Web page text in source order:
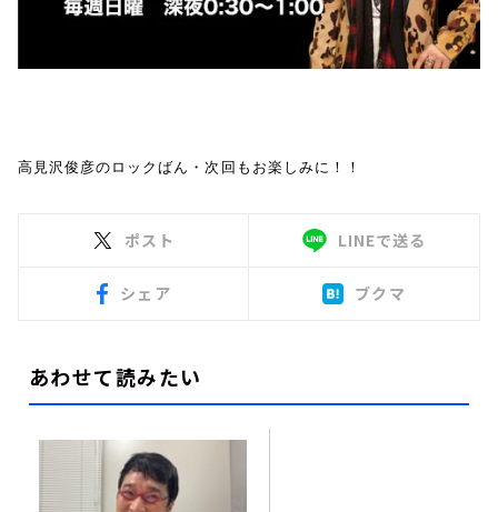
高見沢俊彦のロックばん・次回もお楽しみに！！
ポスト LINEで送る
シェア ブクマ
あわせて読みたい